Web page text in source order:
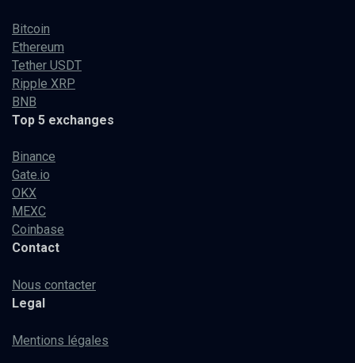
Bitcoin
Ethereum
Tether USDT
Ripple XRP
BNB
Top 5 exchanges
Binance
Gate.io
OKX
MEXC
Coinbase
Contact
Nous contacter
Legal
Mentions légales